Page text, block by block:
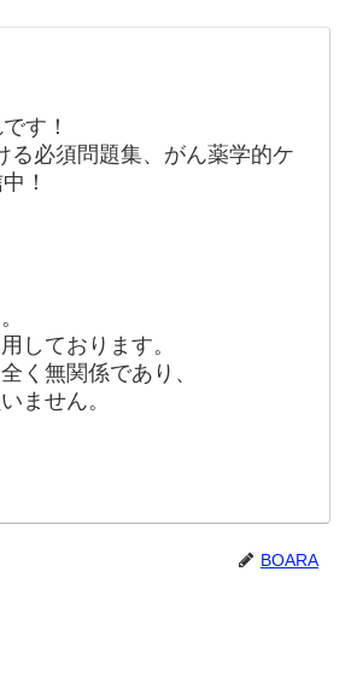
す！
必須問題集、がん薬学的ケ
！
しております。
く無関係であり、
ません。
BOARA